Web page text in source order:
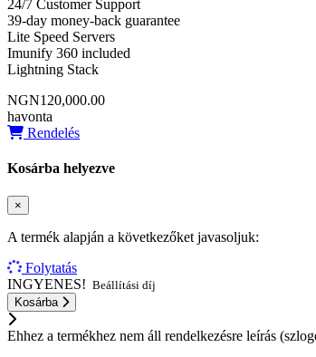
24/7 Customer Support
39-day money-back guarantee
Lite Speed Servers
Imunify 360 included
Lightning Stack
NGN120,000.00
havonta
Rendelés
Kosárba helyezve
×
A termék alapján a következőket javasoljuk:
Folytatás
INGYENES! Beállítási díj
Kosárba
Ehhez a termékhez nem áll rendelkezésre leírás